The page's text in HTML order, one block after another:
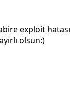
exploit hatası
olsun:)